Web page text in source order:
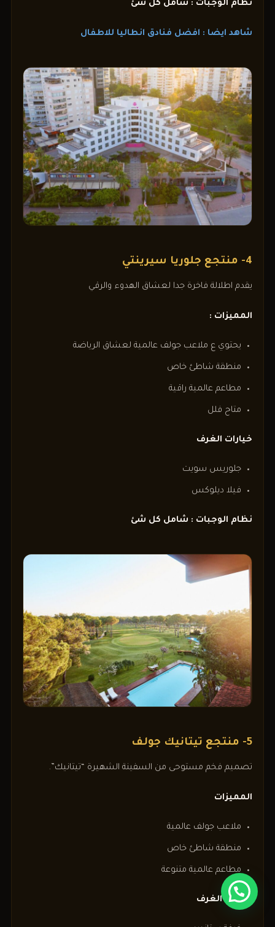
نظام الوجبات : شامل كل شئ
شاهد ايضا : افضل فنادق انطاليا للاطفال
4- منتجع جلوريا سيرينتي
يقدم اطلالة فاخرة جدا لعشاق الهدوء والرقي
المميزات :
يحتوي ع ملاعب جولف عالمية لعشاق الرياضة
منطقة شاطئ خاص
مطاعم عالمية راقية
متاح فلل
خيارات الغرف
جلوريس سويت
فيلا ديلوكس
نظام الوجبات : شامل كل شئ
5- منتجع تيتانيك جولف
تصميم فخم مستوحى من السفينة الشهيرة “تيتانيك”.
المميزات
ملاعب جولف عالمية
منطقة شاطئ خاص
مطاعم عالمية متنوعة
خيارات الغرف